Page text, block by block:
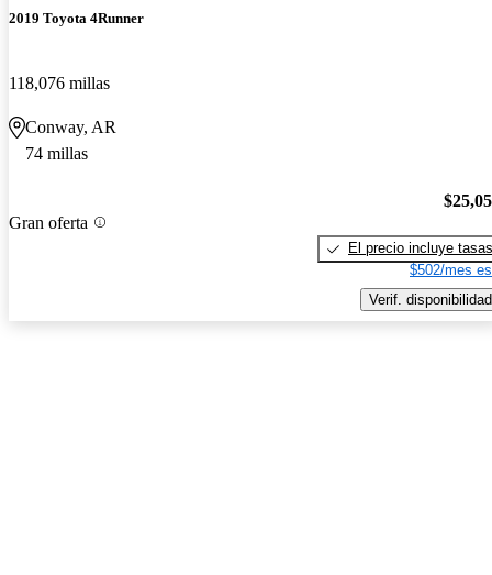
2019 Toyota 4Runner
118,076 millas
Conway, AR
74 millas
Gran oferta
El precio incluye tasas
$502/mes
Verif. disponibilidad